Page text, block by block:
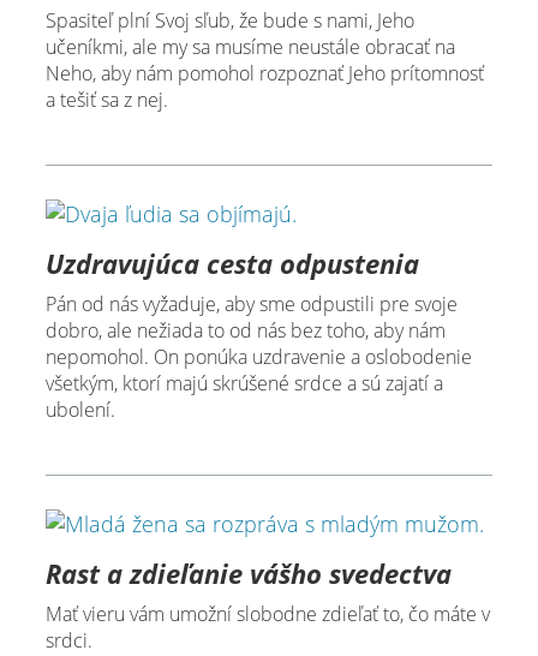
Spasiteľ plní Svoj sľub, že bude s nami, Jeho
učeníkmi, ale my sa musíme neustále obracať na
Neho, aby nám pomohol rozpoznať Jeho prítomnosť
a tešiť sa z nej.
Uzdravujúca cesta odpustenia
Pán od nás vyžaduje, aby sme odpustili pre svoje
dobro, ale nežiada to od nás bez toho, aby nám
nepomohol. On ponúka uzdravenie a oslobodenie
všetkým, ktorí majú skrúšené srdce a sú zajatí a
ubolení.
Rast a zdieľanie vášho svedectva
Mať vieru vám umožní slobodne zdieľať to, čo máte v
srdci.